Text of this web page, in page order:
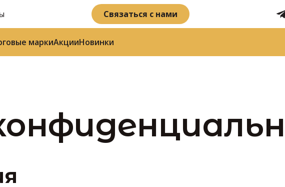
Связаться с нами
маркиАкцииНовинки